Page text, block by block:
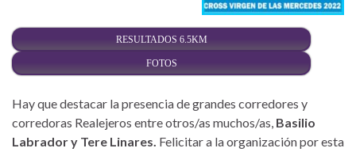
RESULTADOS 6.5KM
FOTOS
Hay que destacar la presencia de grandes corredores y
corredoras Realejeros entre otros/as muchos/as, Basilio
Labrador y Tere Linares. Felicitar a la organización por esta